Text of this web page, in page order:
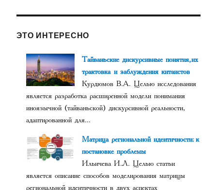
ЭТО ИНТЕРЕСНО
Тайваньские дискурсивные понятия, их
трактовка и заблуждения китаистов
Курдюмов В.А. Целью исследования
является разработка расширенной модели понимания
иноязычной (тайваньской) дискурсивной реальности,
адаптированной для...
Матрица региональной идентичности: к
постановке проблемы
Ильичева И.Л. Целью статьи
является описание способов моделирования матрицы
региональной идентичности в двух аспектах